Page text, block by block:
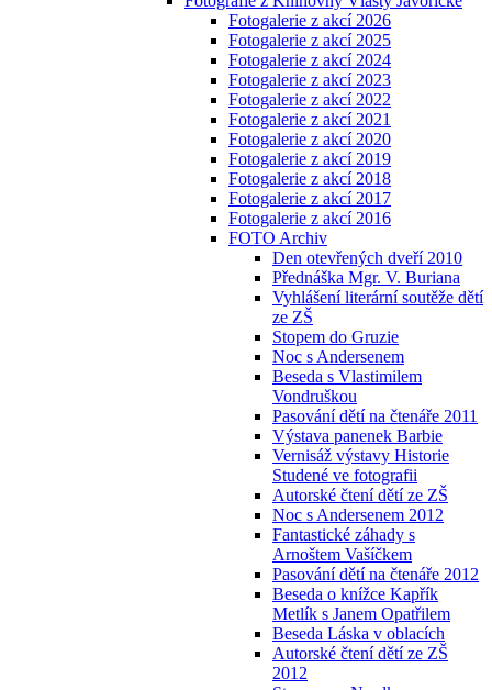
Fotogalerie z akcí 2026
Fotogalerie z akcí 2025
Fotogalerie z akcí 2024
Fotogalerie z akcí 2023
Fotogalerie z akcí 2022
Fotogalerie z akcí 2021
Fotogalerie z akcí 2020
Fotogalerie z akcí 2019
Fotogalerie z akcí 2018
Fotogalerie z akcí 2017
Fotogalerie z akcí 2016
FOTO Archiv
Den otevřených dveří 2010
Přednáška Mgr. V. Buriana
Vyhlášení literární soutěže dětí
ze ZŠ
Stopem do Gruzie
Noc s Andersenem
Beseda s Vlastimilem
Vondruškou
Pasování dětí na čtenáře 2011
Výstava panenek Barbie
Vernisáž výstavy Historie
Studené ve fotografii
Autorské čtení dětí ze ZŠ
Noc s Andersenem 2012
Fantastické záhady s
Arnoštem Vašíčkem
Pasování dětí na čtenáře 2012
Beseda o knížce Kapřík
Metlík s Janem Opatřilem
Beseda Láska v oblacích
Autorské čtení dětí ze ZŠ
2012